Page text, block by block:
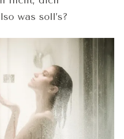
was soll’s?